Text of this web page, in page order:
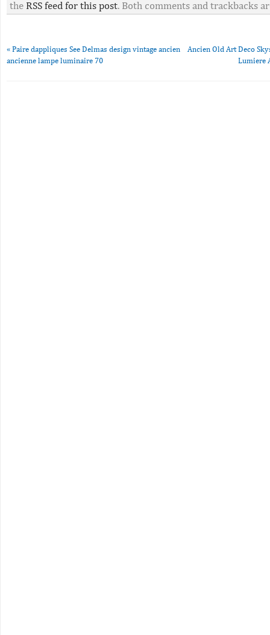
the RSS feed for this post. Both comments and trackbacks
« Paire dappliques See Delmas design vintage ancien
ancienne lampe luminaire 70
Ancien Old Art Deco
Lumiere